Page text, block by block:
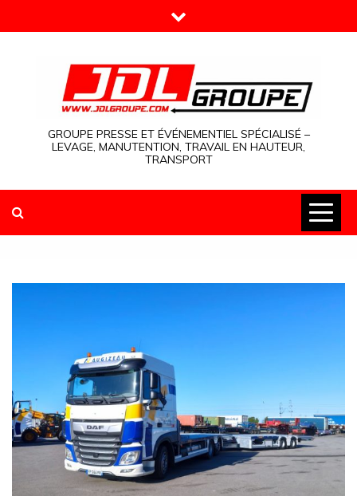
to
GROUPE PRESSE ET ÉVÉNEMENTIEL SPÉCIALISÉ –
LEVAGE, MANUTENTION, TRAVAIL EN HAUTEUR,
TRANSPORT